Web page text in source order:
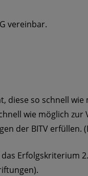
vereinbar.
so schnell wie
wie möglich zur
der BITV erfüllen.
Erfolgskriterium